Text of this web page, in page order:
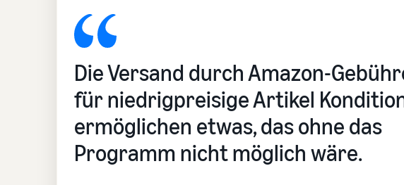
Die Versand durch Amazon-
für niedrigpreisige Artikel
ermöglichen etwas, das ohne das
Programm nicht möglich wäre.